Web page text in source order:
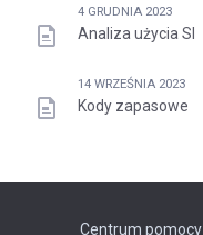
4 GRUDNIA 2023
Analiza użycia SI
14 WRZEŚNIA 2023
Kody zapasowe
Centrum pomocy